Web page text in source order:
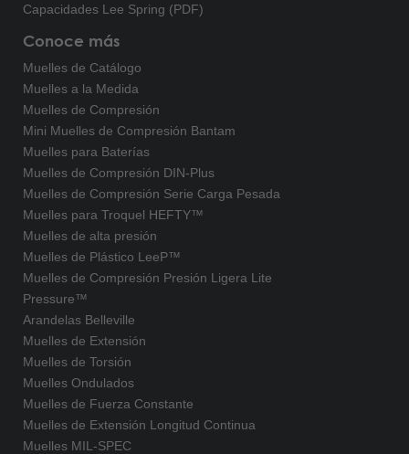
Capacidades Lee Spring (PDF)
Conoce más
Muelles de Catálogo
Muelles a la Medida
Muelles de Compresión
Mini Muelles de Compresión Bantam
Muelles para Baterías
Muelles de Compresión DIN-Plus
Muelles de Compresión Serie Carga Pesada
Muelles para Troquel HEFTY™
Muelles de alta presión
Muelles de Plástico LeeP™
Muelles de Compresión Presión Ligera Lite
Pressure™
Arandelas Belleville
Muelles de Extensión
Muelles de Torsión
Muelles Ondulados
Muelles de Fuerza Constante
Muelles de Extensión Longitud Continua
Muelles MIL-SPEC